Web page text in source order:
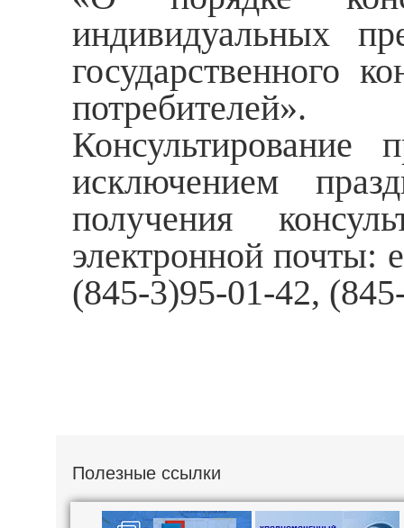
индивидуальных
государственного
потребителей».
Консультирование
исключением
получения
электронной почты:
(845-3)95-01-42,
Полезные ссылки